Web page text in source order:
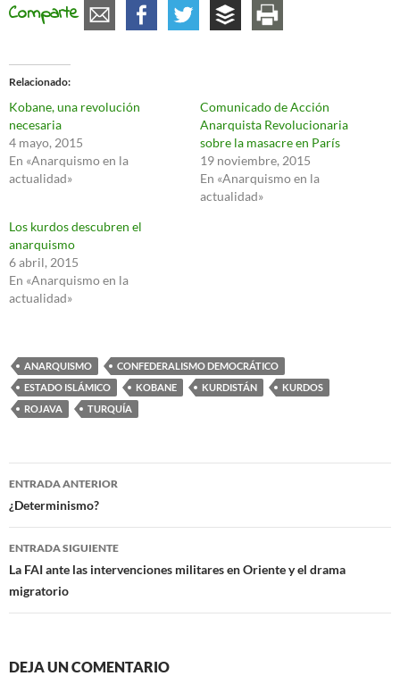
Comparte
Relacionado
Kobane, una revolución
necesaria
4 mayo, 2015
En «Anarquismo en la
actualidad»
Comunicado de Acción
Anarquista Revolucionaria
sobre la masacre en París
19 noviembre, 2015
En «Anarquismo en la
actualidad»
Los kurdos descubren el
anarquismo
6 abril, 2015
En «Anarquismo en la
actualidad»
ANARQUISMO
CONFEDERALISMO DEMOCRÁTICO
ESTADO ISLÁMICO
KOBANE KURDISTÁN
KURDOS
ROJAVA
TURQUÍA
Navegación
de
entradas
ENTRADA ANTERIOR
¿Determinismo?
ENTRADA SIGUIENTE
La FAI ante las intervenciones militares en Oriente y el drama
migratorio
DEJA UN COMENTARIO